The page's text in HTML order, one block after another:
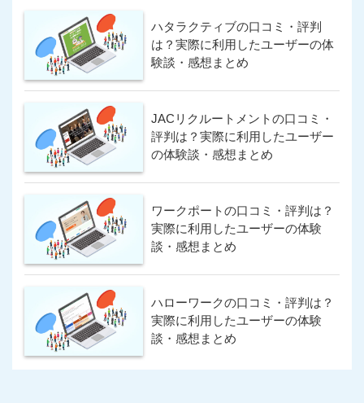
ハタラクティブの口コミ・評判
は？実際に利用したユーザーの体
験談・感想まとめ
JACリクルートメントの口コミ・
評判は？実際に利用したユーザー
の体験談・感想まとめ
ワークポートの口コミ・評判は？
実際に利用したユーザーの体験
談・感想まとめ
ハローワークの口コミ・評判は？
実際に利用したユーザーの体験
談・感想まとめ